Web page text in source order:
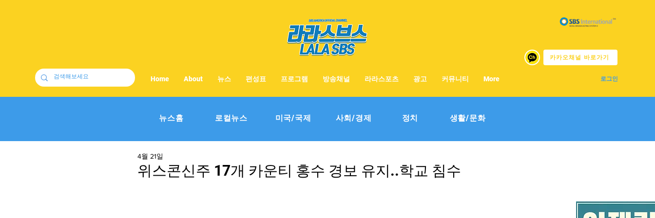
카카오채널 바로가기
로그인
Home About 뉴스 편성표 프로그램 방송채널 라라스포츠 광고 커뮤니티 More
뉴스홈 로컬뉴스 미국/국제 사회/경제 정치 생활/문화
위스콘신주 17개 카운티 홍수 경보 유지..학교 침수
4월 21일